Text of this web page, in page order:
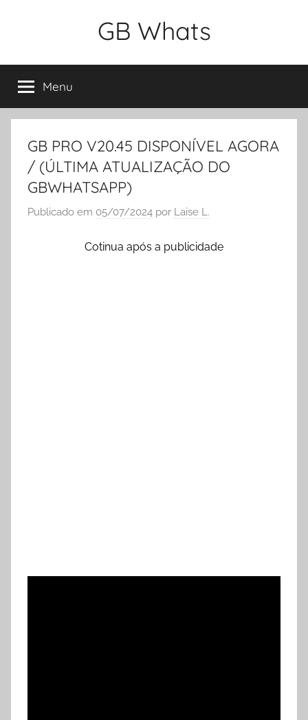
conteúdo
GB Whats
Menu
GB PRO V20.45 DISPONÍVEL AGORA
/ (ÚLTIMA ATUALIZAÇÃO DO
GBWHATSAPP)
Publicado em 05/07/2024 por Laise L.
Cotinua após a publicidade